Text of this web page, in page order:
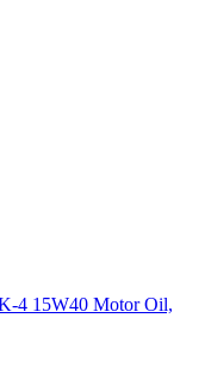
4 15W40 Motor Oil,